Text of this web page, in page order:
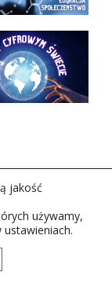
likwidacj.
jakość
używamy,
ustawieniach.